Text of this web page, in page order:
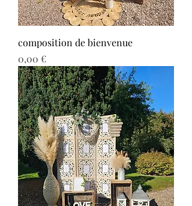
composition de bienvenue
Prix
0,00 €